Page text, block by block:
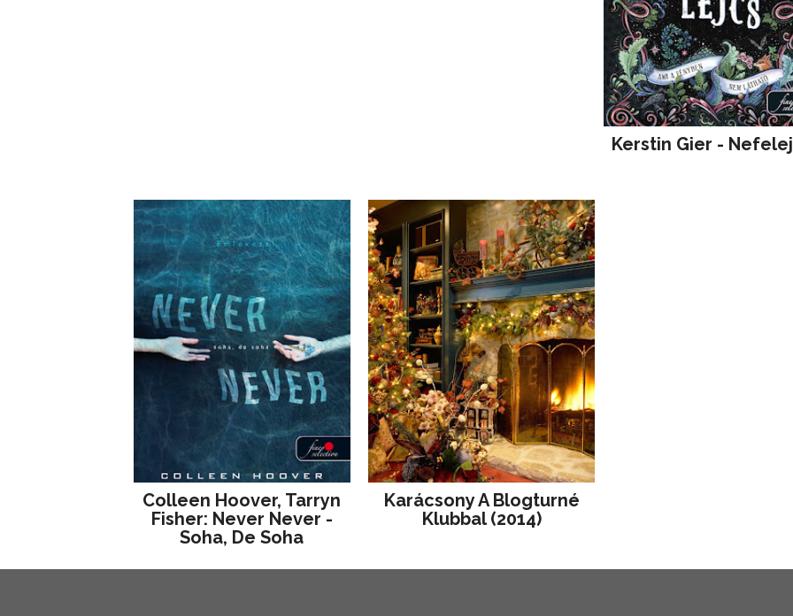
Kerstin Gier -
Colleen Hoover, Tarryn
Fisher: Never Never -
Soha, De Soha
Karácsony A Blogturné
Klubbal (2014)